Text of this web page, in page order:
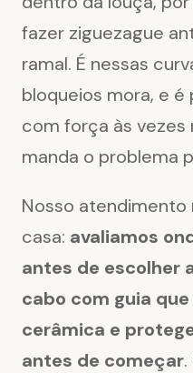
fazer ziguezague
ramal. É nessas
bloqueios mora, e
com força às vezes
manda o problema
Nosso atendimento
casa: avaliamos
antes de escolher
cabo com guia
cerâmica e
antes de começar